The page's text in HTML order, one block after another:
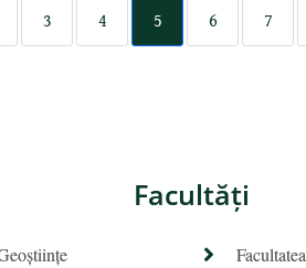
3 4 5 6 7
Facultăţi